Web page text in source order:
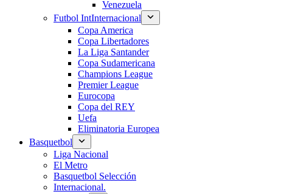
Venezuela
Futbol IntInternacional
Copa America
Copa Libertadores
La Liga Santander
Copa Sudamericana
Champions League
Premier League
Eurocopa
Copa del REY
Uefa
Eliminatoria Europea
Basquetbol
Liga Nacional
El Metro
Basquetbol Selección
Internacional.